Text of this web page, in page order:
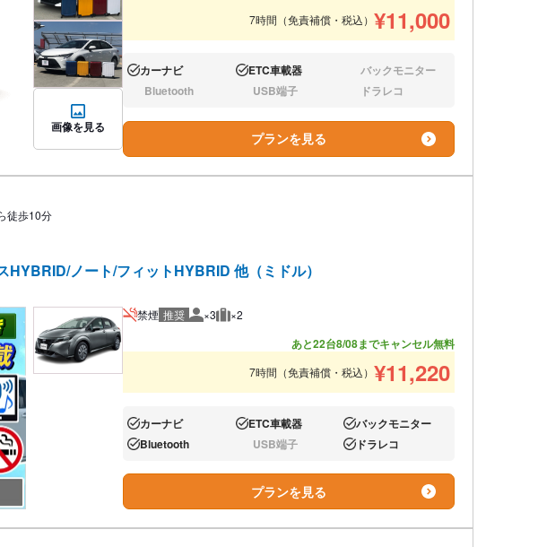
画像を見る
7時間（免責補償・税込） ¥11,000
あり:カーナビ あり:ETC車載器 なし:バックモニター
なし:Bluetooth なし:USB端子 なし:ドラレコ
プランを見る
徒歩10分
HYBRID/ノート/フィットHYBRID 他（ミドル）
禁煙 推奨 推奨人数
×3 推奨荷物
×2
あと22台8/08までキャンセル無料
7時間（免責補償・税込） ¥11,220
あり:カーナビ あり:ETC車載器 あり:バックモニター
あり:Bluetooth なし:USB端子 あり:ドラレコ
プランを見る